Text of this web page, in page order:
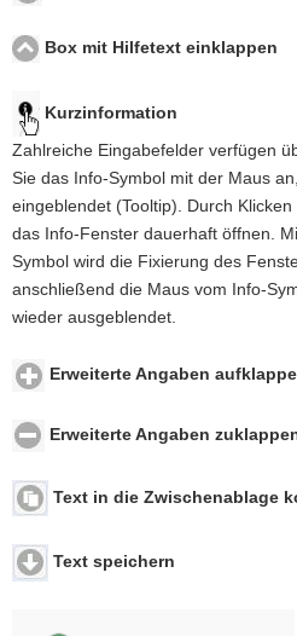
Box mit Hilfetext einklappen
Kurzinformation
Zahlreiche Eingabefelder verfügen
Sie das Info-Symbol mit der Maus
eingeblendet (Tooltip). Durch
das Info-Fenster dauerhaft öffnen.
Symbol wird die Fixierung des
anschließend die Maus vom Info-
wieder ausgeblendet.
Erweiterte Angaben
Erweiterte Angaben
Text in die Zwischenablage
Text speichern